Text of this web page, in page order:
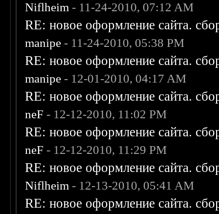
Niflheim - 11-24-2010, 07:12 AM
RE: новое оформление сайта.
manipe - 11-24-2010, 05:38 PM
RE: новое оформление сайта.
manipe - 12-01-2010, 04:17 AM
RE: новое оформление сайта.
neF - 12-12-2010, 11:02 PM
RE: новое оформление сайта.
neF - 12-12-2010, 11:29 PM
RE: новое оформление сайта.
Niflheim - 12-13-2010, 05:41 AM
RE: новое оформление сайта.